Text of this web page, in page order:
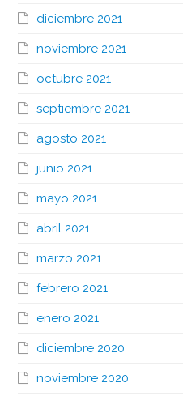
diciembre 2021
noviembre 2021
octubre 2021
septiembre 2021
agosto 2021
junio 2021
mayo 2021
abril 2021
marzo 2021
febrero 2021
enero 2021
diciembre 2020
noviembre 2020